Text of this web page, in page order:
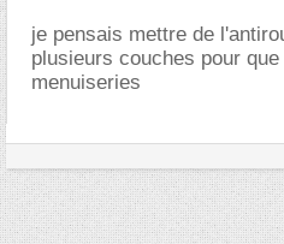
je pensais mettre de
plusieurs couches pour
menuiseries